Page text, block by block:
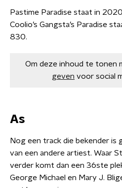
Pastime Paradise staat in
Coolio’s Gangsta’s Paradise
830.
Om deze inhoud te tonen
geven voor social
As
Nog een track die bekender is
van een andere artiest. Waar
verder komt dan een 36ste
George Michael en Mary J.